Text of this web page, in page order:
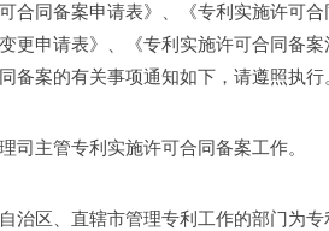
合同备案申请表》、《专利实施许可
更申请表》、《专利实施许可合同备
备案的有关事项通知如下，请遵照执行
司主管专利实施许可合同备案工作。
治区、直辖市管理专利工作的部门为专